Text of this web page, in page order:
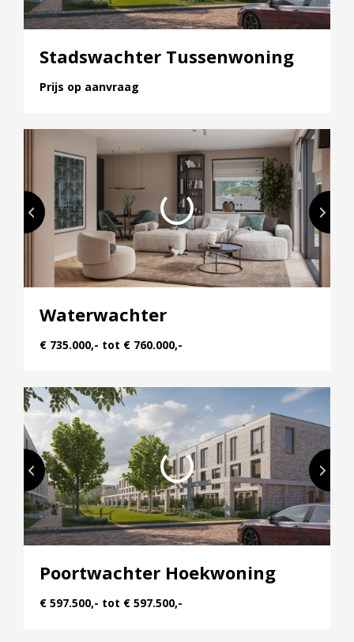
Stadswachter Tussenwoning
Prijs op aanvraag
Waterwachter
€ 735.000,- tot € 760.000,-
Poortwachter Hoekwoning
€ 597.500,- tot € 597.500,-